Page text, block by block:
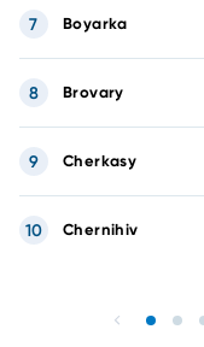
Boyarka
7
Brovary
8
Cherkasy
9
Chernihiv
10